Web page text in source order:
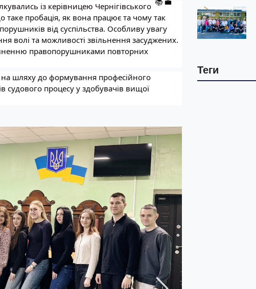
із керівницею Чернігівського
таке пробація, як вона працює та чому так
від суспільства. Особливу увагу
волі та можливості звільнення засуджених.
правопорушниками повторних
шляху до формування професійного
судового процесу у здобувачів вищої
Теги